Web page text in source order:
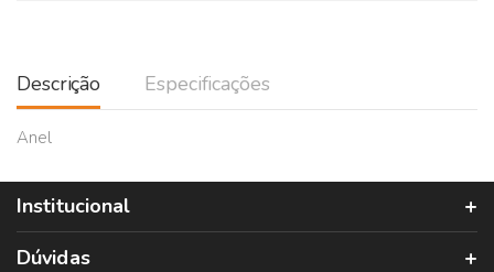
Descrição Especificações
Anel
Institucional
Dúvidas